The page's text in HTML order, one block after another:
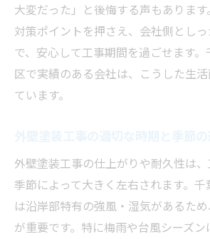
大変だった」と後悔する声もありま
対策ポイントを押さえ、会社側とし
で、安心して工事期間を過ごせます
区で実績のある会社は、こうした生
ています。
外壁塗装工事の仕上がりや耐久性は
季節によって大きく左右されます。
は沿岸部特有の強風・湿気があるた
が重要です。特に梅雨や台風シーズ